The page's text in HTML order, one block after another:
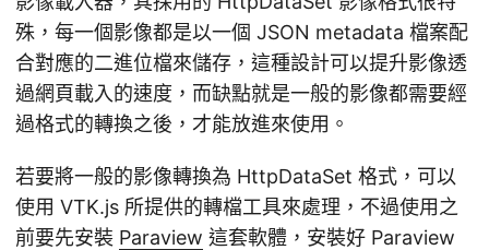
殊，每一個影像都是以一個 JSON metadata 檔案配
合對應的二進位檔來儲存，這種設計可以提升影像透
過網頁載入的速度，而缺點就是一般的影像都需要經
過格式的轉換之後，才能放進來使用。
若要將一般的影像轉換為 HttpDataSet 格式，可以
使用 VTK.js 所提供的轉檔工具來處理，不過使用之
前要先安裝 Paraview 這套軟體，安裝好 Paraview